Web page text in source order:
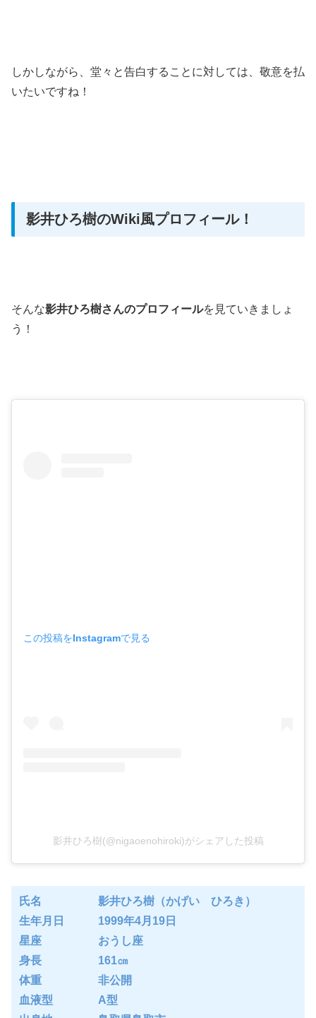
しかしながら、堂々と告白することに対しては、敬意を払
いたいですね！
影井ひろ樹のWiki風プロフィール！
そんな影井ひろ樹さんのプロフィールを見ていきましょ
う！
この投稿をInstagramで見る
影井ひろ樹(@nigaoenohiroki)がシェアした投稿
氏名 影井ひろ樹（かげい ひろき）
生年月日 1999年4月19日
星座 おうし座
身長 161㎝
体重 非公開
血液型 A型